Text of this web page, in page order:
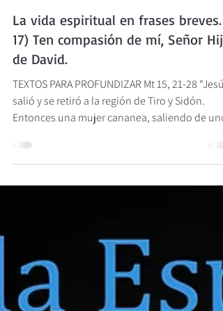
María con nosotros
19 ago 2023
LA VIDA ESPIRITUAL EN FRASES BREVES
La vida espiritual en frases breves.
17) Ten compasión de mí, Señor Hijo
de David.
TEXTOS PARA PROFUNDIZAR Mt 15, 21-28 “Jesús